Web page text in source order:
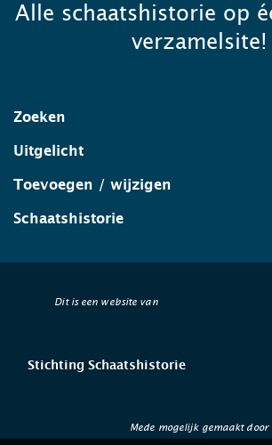
Alle schaatshistorie op
verzamelsite!
Zoeken
Uitgelicht
Toevoegen / wijzigen
Schaatshistorie
Dit is een website van
Stichting Schaatshistorie
Mede mogelijk gemaakt door